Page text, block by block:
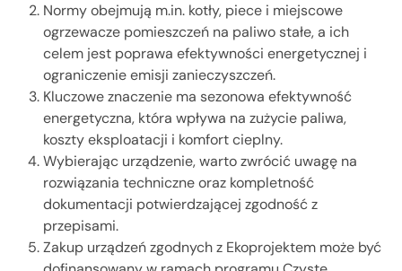
Normy obejmują m.in. kotły, piece i miejscowe
ogrzewacze pomieszczeń na paliwo stałe, a ich
celem jest poprawa efektywności energetycznej i
ograniczenie emisji zanieczyszczeń.
Kluczowe znaczenie ma sezonowa efektywność
energetyczna, która wpływa na zużycie paliwa,
koszty eksploatacji i komfort cieplny.
Wybierając urządzenie, warto zwrócić uwagę na
rozwiązania techniczne oraz kompletność
dokumentacji potwierdzającej zgodność z
przepisami.
Zakup urządzeń zgodnych z Ekoprojektem może być